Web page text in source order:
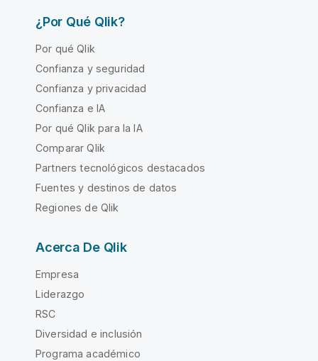
¿Por Qué Qlik?
Por qué Qlik
Confianza y seguridad
Confianza y privacidad
Confianza e IA
Por qué Qlik para la IA
Comparar Qlik
Partners tecnológicos destacados
Fuentes y destinos de datos
Regiones de Qlik
Acerca De Qlik
Empresa
Liderazgo
RSC
Diversidad e inclusión
Programa académico